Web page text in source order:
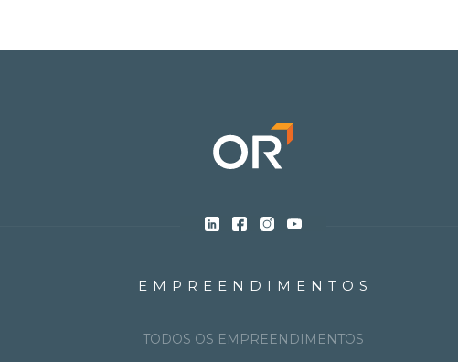
EMPREENDIMENTOS
TODOS OS EMPREENDIMENTOS